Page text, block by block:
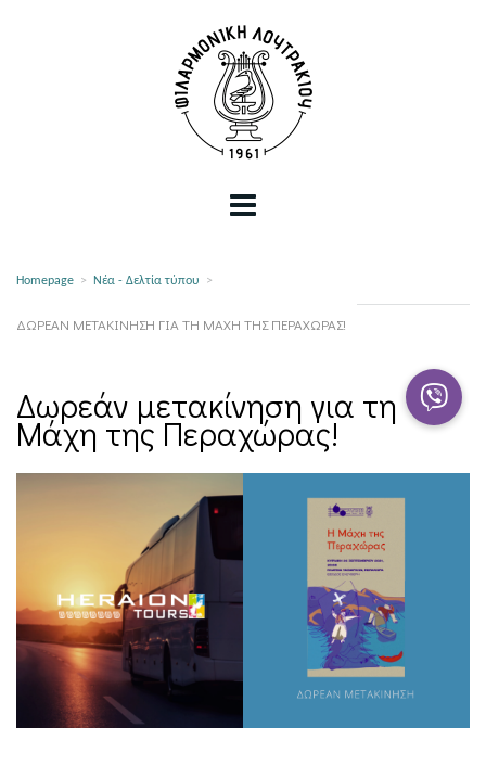
Homepage > Νέα - Δελτία τύπου >
ΔΩΡΕΆΝ ΜΕΤΑΚΊΝΗΣΗ ΓΙΑ ΤΗ ΜΆΧΗ ΤΗΣ ΠΕΡΑΧΏΡΑΣ!
Δωρεάν μετακίνηση για τη
Μάχη της Περαχώρας!